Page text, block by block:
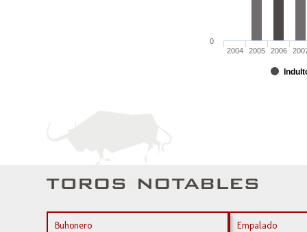
2004 2005 2006
0
Buhonero Empalado